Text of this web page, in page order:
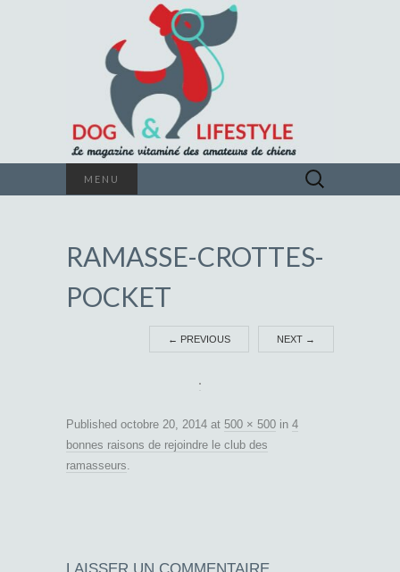
LIFESTYLE
Le magazine vitaminé des amateurs de
chiens
MENU Rechercher :
RAMASSE-CROTTES-
POCKET
← PREVIOUS NEXT →
Published octobre 20, 2014 at 500 × 500 in 4
bonnes raisons de rejoindre le club des
ramasseurs
LAISSER UN COMMENTAIRE